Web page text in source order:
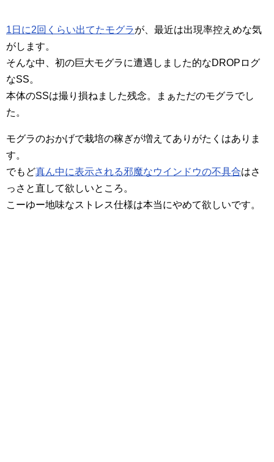
1日に2回くらい出てたモグラが、最近は出現率控えめな気
がします。
そんな中、初の巨大モグラに遭遇しました的なDROPログ
なSS。
本体のSSは撮り損ねました残念。まぁただのモグラでし
た。
モグラのおかげで栽培の稼ぎが増えてありがたくはありま
す。
でもど真ん中に表示される邪魔なウインドウの不具合はさ
っさと直して欲しいところ。
こーゆー地味なストレス仕様は本当にやめて欲しいです。